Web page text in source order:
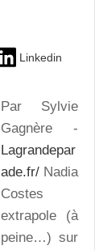
Linkedin
Par Sylvie
Gagnère -
Lagrandepar
ade.fr/ Nadia
Costes
extrapole (à
peine…) sur